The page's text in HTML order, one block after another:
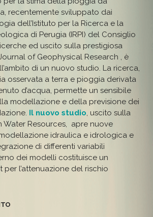
recentemente sviluppato dai
dell’Istituto per la Ricerca e la
di Perugia (IRPI) del Consiglio
ed uscito sulla prestigiosa
of Geophysical Research , è
di un nuovo studio. La ricerca,
osservata a terra e pioggia derivata
d’acqua, permette un sensibile
modellazione e della previsione dei
Il nuovo studio, uscito sulla
Water Resources, apre nuove
idraulica e idrologica e
di differenti variabili
dei modelli costituisce un
l’attenuazione del rischio